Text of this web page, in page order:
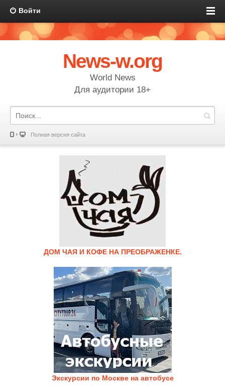
Войти
News-w.org
World News
Для аудитории 18+
Полная версия сайта
ДОМ ЧАЯ И КОФЕ НА ПРЕОБРАЖЕНКЕ.
Экскурсии по Москве на автобусе